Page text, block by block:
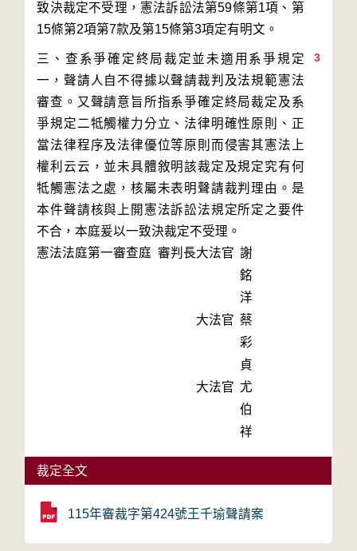
致決裁定不受理，憲法訴訟法第59條第1項、第
3
三、查系爭確定終局裁定並未適用系爭規定
一，聲請人自不得據以聲請裁判及法規範憲法
審查。又聲請意旨所指系爭確定終局裁定及系
爭規定二牴觸權力分立、法律明確性原則、正
當法律程序及法律優位等原則而侵害其憲法上
權利云云，並未具體敘明該裁定及規定究有何
牴觸憲法之處，核屬未表明聲請裁判理由。是
本件聲請核與上開憲法訴訟法規定所定之要件
不合，本庭爰以一致決裁定不受理。
憲法法庭第一審查庭 審判長大法官 謝
銘
洋
大法官 蔡
彩
貞
大法官 尤
伯
祥
裁定全文
115年審裁字第424號王千瑜聲請案